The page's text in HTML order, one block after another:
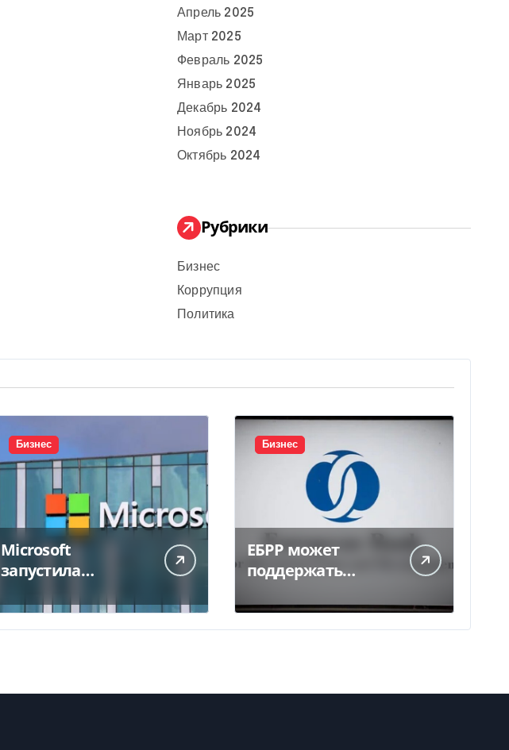
Апрель 2025
Март 2025
Февраль 2025
Январь 2025
Декабрь 2024
Ноябрь 2024
Октябрь 2024
Рубрики
Бизнес
Коррупция
Политика
Бизнес
Microsoft
запустила
центр в Индии за
$20,5 миллиарда
Бизнес
ЕБРР может
поддержать
украинского
бизнеса на 300 млн